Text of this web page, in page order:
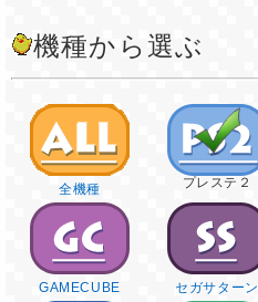
機種から選ぶ
全機種 プレステ２
GAMECUBE セガサターン